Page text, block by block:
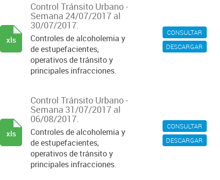
CONSULTAR
DESCARGAR
Control Tránsito Urbano -
Semana 24/07/2017 al
30/07/2017.
Controles de alcoholemia y
de estupefacientes,
operativos de tránsito y
principales infracciones.
xls
CONSULTAR
DESCARGAR
Control Tránsito Urbano -
Semana 31/07/2017 al
06/08/2017.
Controles de alcoholemia y
de estupefacientes,
operativos de tránsito y
principales infracciones.
xls